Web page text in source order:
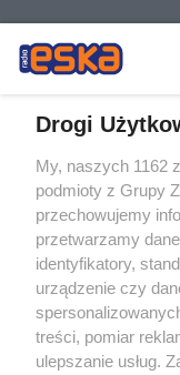
Drogi
My, naszych 1162
podmioty z Grupy
przechowujemy
przetwarzamy
identyfikatory,
urządzenie czy
treści, pomiar
ulepszanie usług.